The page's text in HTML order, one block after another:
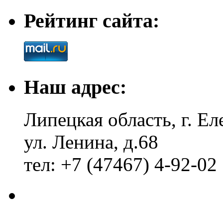
Рейтинг сайта:
Наш адрес:
Липецкая область, г.
ул. Ленина, д.68
тел: +7 (47467) 4-92-02